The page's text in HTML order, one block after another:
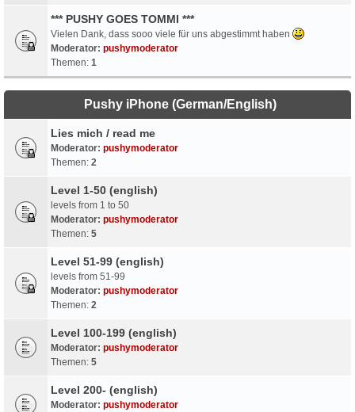
*** PUSHY GOES TOMMI ***
Vielen Dank, dass sooo viele für uns abgestimmt haben
Moderator: pushymoderator
Themen: 1
Pushy iPhone (German/English)
Lies mich / read me
Moderator: pushymoderator
Themen: 2
Level 1-50 (english)
levels from 1 to 50
Moderator: pushymoderator
Themen: 5
Level 51-99 (english)
levels from 51-99
Moderator: pushymoderator
Themen: 2
Level 100-199 (english)
Moderator: pushymoderator
Themen: 5
Level 200- (english)
Moderator: pushymoderator